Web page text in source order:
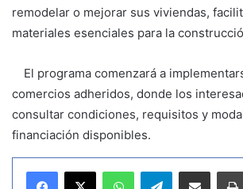
remodelar o mejorar sus viviendas,
materiales esenciales para la
El programa comenzará a
comercios adheridos, donde los
consultar condiciones, requisitos y
financiación disponibles.
Telegram